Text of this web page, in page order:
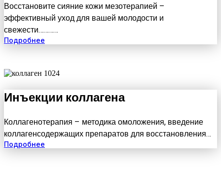
Восстановите сияние кожи мезотерапией –
эффективный уход для вашей молодости и
свежести…………
Подробнее
Инъекции коллагена
Коллагенотерапия – методика омоложения, введение
коллагенсодержащих препаратов для восстановления…
Подробнее